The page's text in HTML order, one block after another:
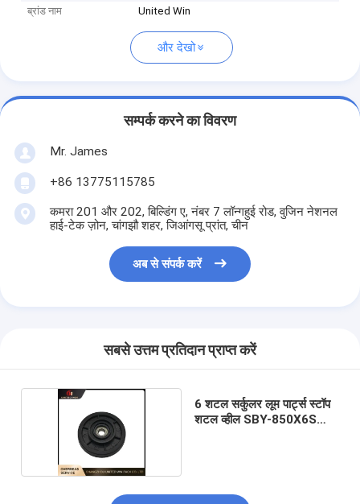
ब्रांड नाम
United Win
और देखो
सम्पर्क करने का विवरण
Mr. James
+86 13775115785
कमरा 201 और 202, बिल्डिंग ए, नंबर 7 लॉन्गहुई रोड, वुजिन नेशनल
हाई-टेक ज़ोन, चांगझौ शहर, जिआंगसू प्रांत, चीन
अब से संपर्क करें
सबसे उत्तम प्रतिदान प्राप्त करें
6 शटल सर्कुलर लूम पार्ट्स स्टॉप
शटल व्हील SBY-850X6S